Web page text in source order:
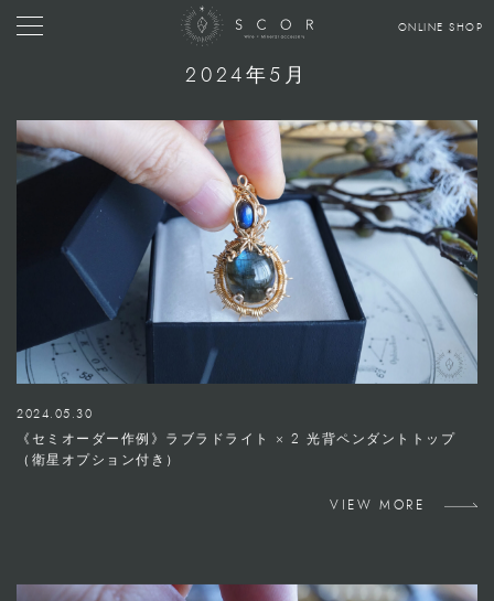
ONLINE SHOP
2024年5月
2024.05.30
《セミオーダー作例》ラブラドライト × 2 光背ペンダントトップ
（衛星オプション付き）
VIEW MORE